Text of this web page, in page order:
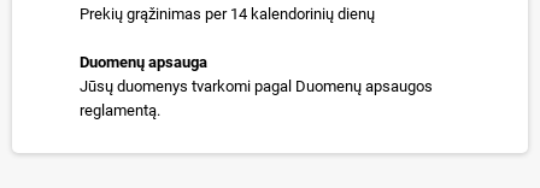
Prekių grąžinimas per 14 kalendorinių dienų
Duomenų apsauga
Jūsų duomenys tvarkomi pagal Duomenų apsaugos
reglamentą.